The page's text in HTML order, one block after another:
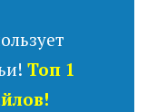
Топ 1